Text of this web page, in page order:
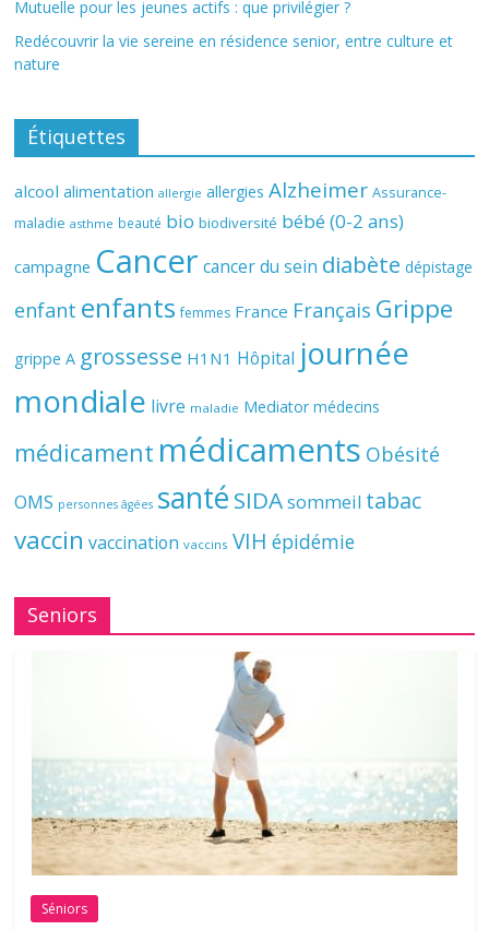
Mutuelle pour les jeunes actifs : que privilégier ?
Redécouvrir la vie sereine en résidence senior, entre culture et
nature
Étiquettes
alcool alimentation allergie allergies Alzheimer Assurance-
maladie asthme beauté bio biodiversité bébé (0-2 ans)
campagne Cancer cancer du sein diabète dépistage
enfant enfants femmes France Français Grippe
grippe A grossesse H1N1 Hôpital journée
mondiale livre maladie Mediator médecins
médicament médicaments Obésité
OMS personnes âgées santé SIDAsommeil tabac
vaccin vaccination vaccins VIH épidémie
Seniors
Séniors